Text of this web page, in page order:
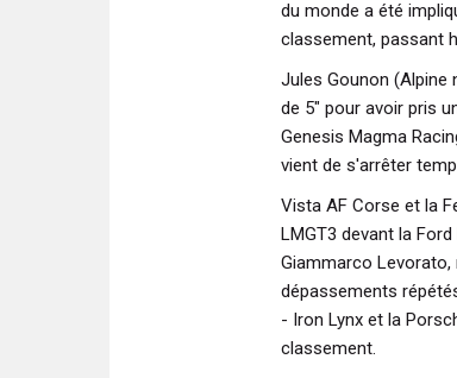
du monde a été
classement, passant
Jules Gounon (Alpine
de 5" pour avoir pris
Genesis Magma
vient de s'arrêter
Vista AF Corse et la
LMGT3 devant la
Giammarco
dépassements
- Iron Lynx et la
classement.